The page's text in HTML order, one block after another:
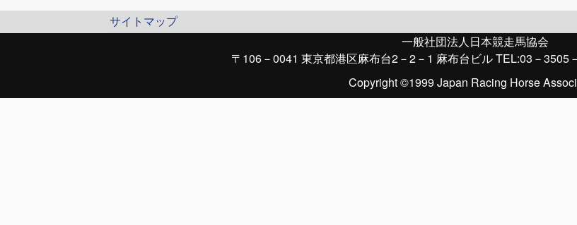
サイトマップ
一般社団法人日本競走馬協会
〒106－0041 東京都港区麻布台2－2－1 麻布台ビル TEL:03－3505
Copyright ©1999 Japan Racing Horse